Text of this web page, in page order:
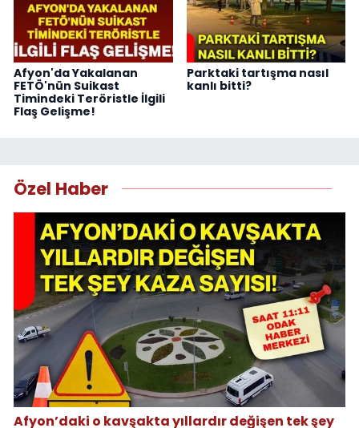
Afyon'da Yakalanan
FETÖ'nün Suikast
Timindeki Teröristle İlgili
Flaş Gelişme!
Parktaki tartışma nasıl
kanlı bitti?
Özel Haber
Afyon’daki o kavşakta yıllardır değişen tek şey